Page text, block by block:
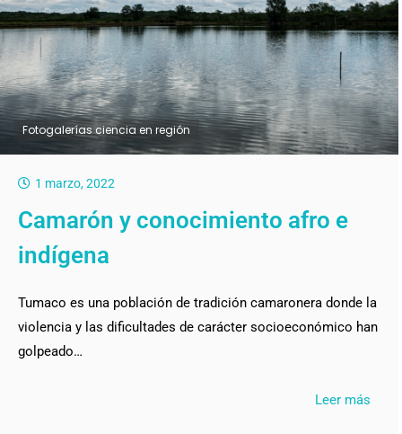
Fotogalerías ciencia en región
1 marzo, 2022
Camarón y conocimiento afro e
indígena
Tumaco es una población de tradición camaronera donde la
violencia y las dificultades de carácter socioeconómico han
golpeado…
Leer más